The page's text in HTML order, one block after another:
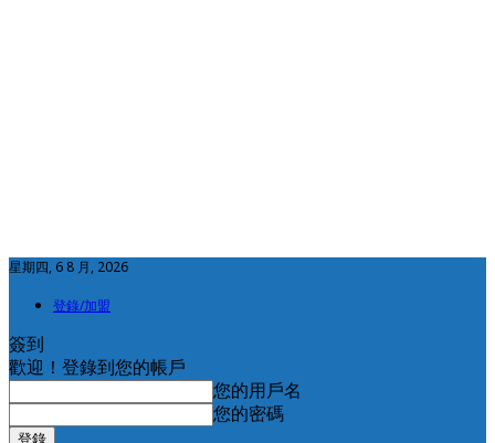
星期四, 6 8 月, 2026
登錄/加盟
簽到
歡迎！登錄到您的帳戶
您的用戶名
您的密碼